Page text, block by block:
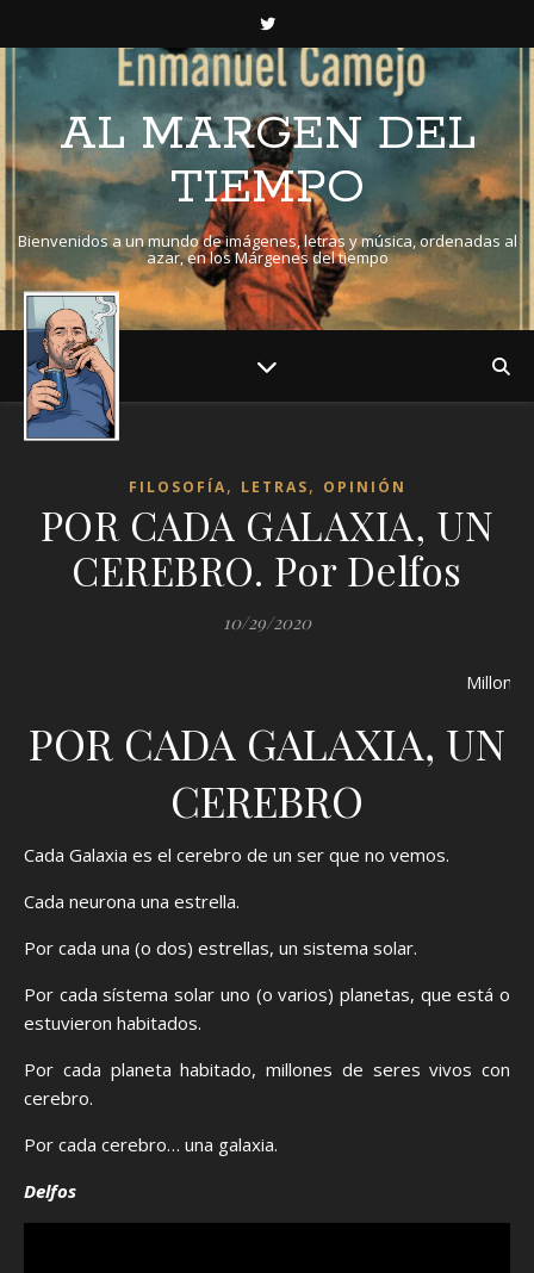
AL MARGEN DEL
TIEMPO
Bienvenidos a un mundo de imágenes, letras y música, ordenadas al
azar, en los Márgenes del tiempo
FILOSOFÍA, LETRAS, OPINIÓN
POR CADA GALAXIA, UN
CEREBRO. Por Delfos
10/29/2020
POR CADA GALAXIA, UN
CEREBRO
Cada Galaxia es el cerebro de un ser que no vemos.
Cada neurona una estrella.
Por cada una (o dos) estrellas, un sistema solar.
Por cada sístema solar uno (o varios) planetas, que está o
estuvieron habitados.
Por cada planeta habitado, millones de seres vivos con
cerebro.
Por cada cerebro… una galaxia.
Delfos